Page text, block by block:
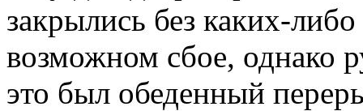
закрылись без каких-
возможном сбое, однако
это был обеденный